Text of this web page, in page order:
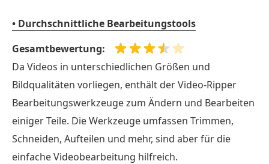
• Durchschnittliche Bearbeitungstools
Gesamtbewertung:
Da Videos in unterschiedlichen Größen und
Bildqualitäten vorliegen, enthält der Video-Ripper
Bearbeitungswerkzeuge zum Ändern und Bearbeiten
einiger Teile. Die Werkzeuge umfassen Trimmen,
Schneiden, Aufteilen und mehr, sind aber für die
einfache Videobearbeitung hilfreich.